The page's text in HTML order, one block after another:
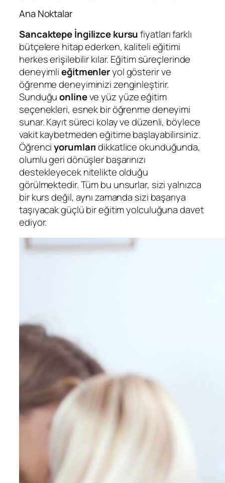
Ana Noktalar
Sancaktepe İngilizce kursufiyatları farklı
bütçelere hitap ederken, kaliteli eğitimi
herkes erişilebilir kılar. Eğitim süreçlerinde
deneyimlieğitmenleryol gösterir ve
öğrenme deneyiminizi zenginleştirir.
Sunduğuonlineve yüz yüze eğitim
seçenekleri, esnek bir öğrenme deneyimi
sunar. Kayıt süreci kolay ve düzenli, böylece
vakit kaybetmeden eğitime başlayabilirsiniz.
Öğrenciyorumlarıdikkatlice okunduğunda,
olumlu geri dönüşler başarınızı
destekleyecek nitelikte olduğu
görülmektedir. Tüm bu unsurlar, sizi yalnızca
bir kurs değil, aynı zamanda sizi başarıya
taşıyacak güçlü bir eğitim yolculuğuna davet
ediyor.